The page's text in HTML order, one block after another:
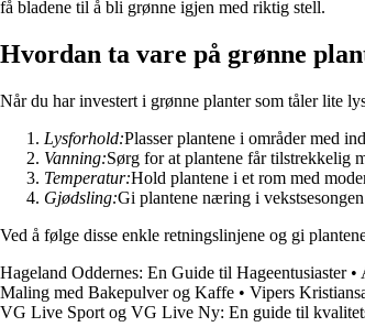
få bladene til å bli grønne igjen med riktig stell.
Hvordan ta vare på grønne
Når du har investert i grønne planter som tåler lite
Lysforhold:Plasser plantene i områder med
Vanning:Sørg for at plantene får tilstrekkelig
Temperatur:Hold plantene i et rom med
Gjødsling:Gi plantene næring i
Ved å følge disse enkle retningslinjene og gi
Hageland Oddernes: En Guide til Hageentusiaster•
Maling med Bakepulver og Kaffe • Vipers
VG Live Sport og VG Live Ny: En guide til